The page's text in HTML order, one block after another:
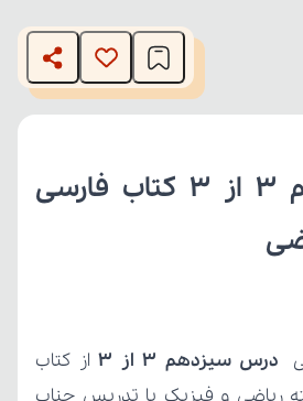
The media could not be loaded,
or network failed or because the
درس سیزدهم 3 از 3